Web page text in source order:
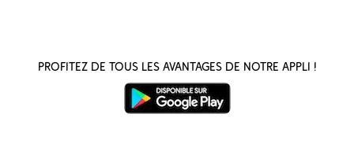
Profitez de tous les avantages de notre appli !